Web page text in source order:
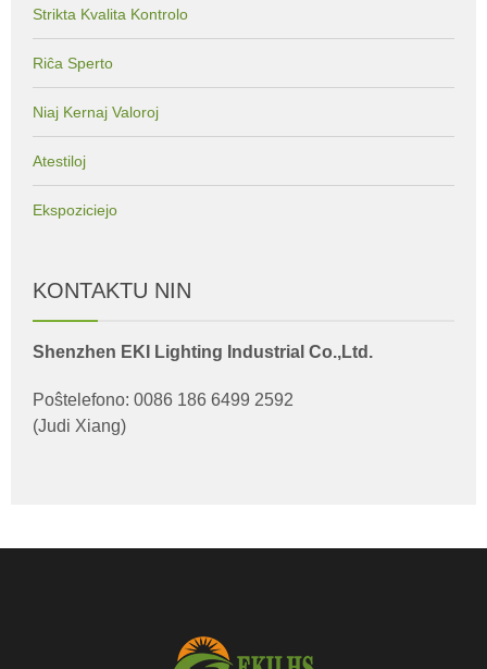
Strikta Kvalita Kontrolo
Riĉa Sperto
Niaj Kernaj Valoroj
Atestiloj
Ekspoziciejo
KONTAKTU NIN
Shenzhen EKI Lighting Industrial Co.,Ltd.
Poŝtelefono: 0086 186 6499 2592
(Judi Xiang)